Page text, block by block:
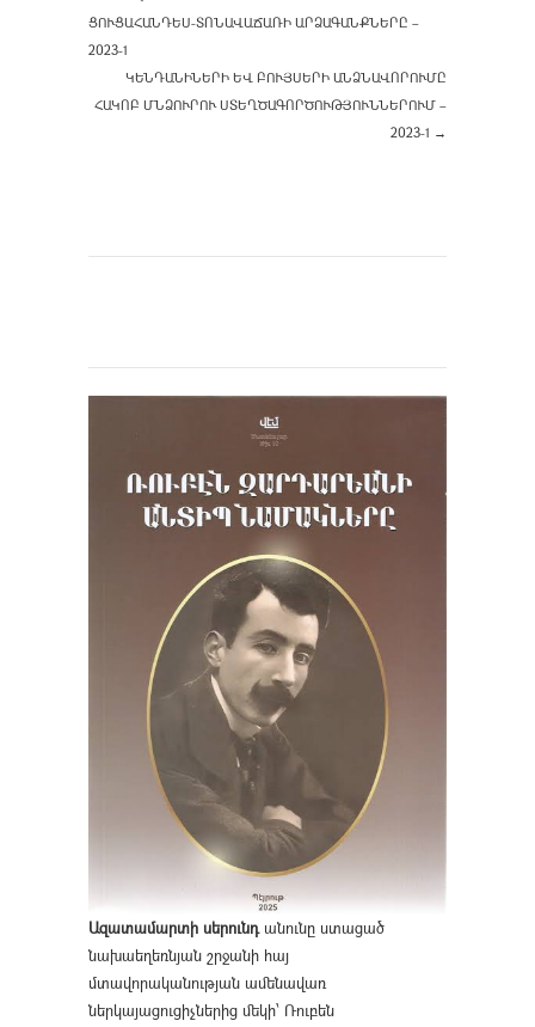
ՑՈՒՑԱՀԱՆԴԵՍ-ՏՈՆԱՎԱՃԱՌԻ ԱՐՁԱԳԱՆՔՆԵՐԸ –
2023-1
ԿԵՆԴԱՆԻՆԵՐԻ ԵՎ ԲՈՒՅՍԵՐԻ ԱՆՁՆԱՎՈՐՈՒՄԸ
ՀԱԿՈԲ ՄՆՁՈՒՐՈՒ ՍՏԵՂԾԱԳՈՐԾՈՒԹՅՈՒՆՆԵՐՈՒՄ –
2023-1 →
Ազատամարտի սերունդանունը ստացած
նախաեղեռնյան շրջանի հայ
մտավորականության ամենավառ
ներկայացուցիչներից մեկի՝ Ռուբեն